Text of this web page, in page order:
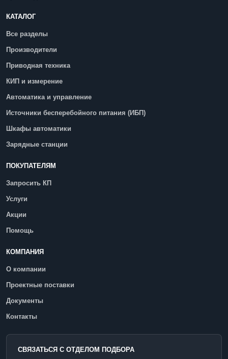
КАТАЛОГ
Все разделы
Производители
Приводная техника
КИП и измерение
Автоматика и управление
Источники бесперебойного питания (ИБП)
Шкафы автоматики
Зарядные станции
ПОКУПАТЕЛЯМ
Запросить КП
Услуги
Акции
Помощь
КОМПАНИЯ
О компании
Проектные поставки
Документы
Контакты
СВЯЗАТЬСЯ С ОТДЕЛОМ ПОДБОРА